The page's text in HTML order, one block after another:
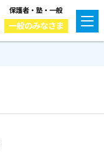
保護者・塾・一般
一般のみなさま